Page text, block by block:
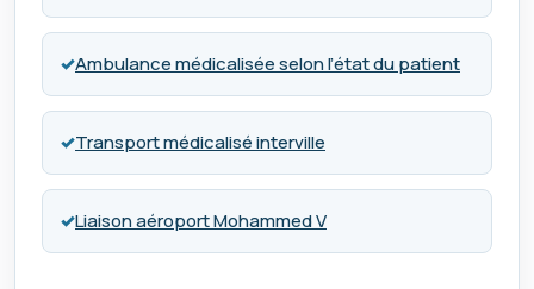
✓Ambulance médicalisée selon l’état du patient
✓Transport médicalisé interville
✓Liaison aéroport Mohammed V